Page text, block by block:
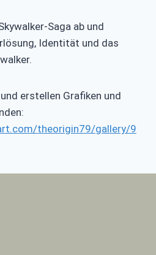
Saga ab und
Identität und das
erstellen Grafiken und
theorigin79/gallery/9